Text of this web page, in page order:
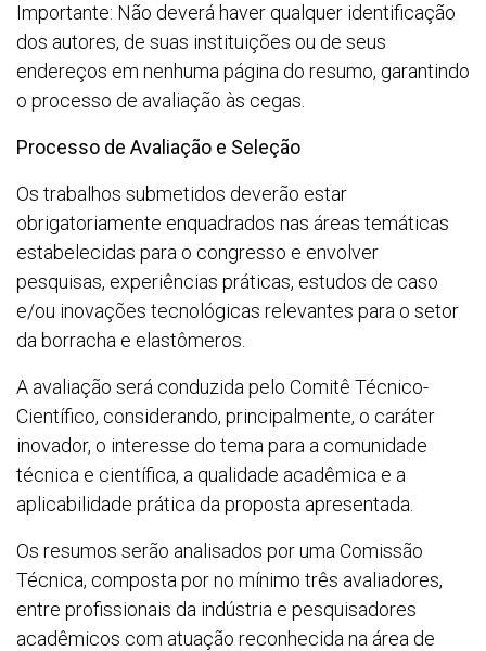
Importante: Não deverá haver qualquer identificação
dos autores, de suas instituições ou de seus
endereços em nenhuma página do resumo, garantindo
o processo de avaliação às cegas.
Processo de Avaliação e Seleção
Os trabalhos submetidos deverão estar
obrigatoriamente enquadrados nas áreas temáticas
estabelecidas para o congresso e envolver
pesquisas, experiências práticas, estudos de caso
e/ou inovações tecnológicas relevantes para o setor
da borracha e elastômeros.
A avaliação será conduzida pelo Comitê Técnico-
Científico, considerando, principalmente, o caráter
inovador, o interesse do tema para a comunidade
técnica e científica, a qualidade acadêmica e a
aplicabilidade prática da proposta apresentada.
Os resumos serão analisados por uma Comissão
Técnica, composta por no mínimo três avaliadores,
entre profissionais da indústria e pesquisadores
acadêmicos com atuação reconhecida na área de